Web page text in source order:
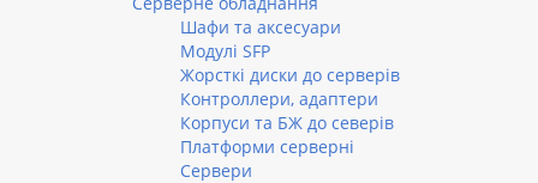
Шафи та аксесуари
Модулі SFP
Жорсткі диски до серверів
Контроллери, адаптери
Корпуси та БЖ до северів
Платформи серверні
Сервери